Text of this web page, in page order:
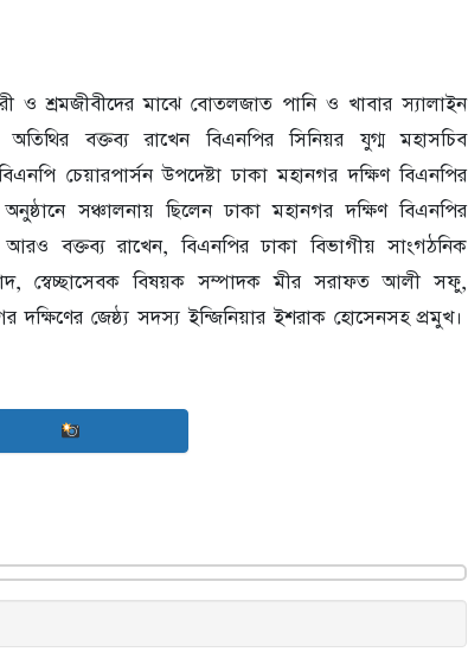
ও শ্রমজীবীদের মাঝে বোতলজাত পানি ও খাবার স্যালাইন
অতিথির বক্তব্য রাখেন বিএনপির সিনিয়র যুগ্ম মহাসচিব
চেয়ারপার্সন উপদেষ্টা ঢাকা মহানগর দক্ষিণ বিএনপির
সঞ্চালনায় ছিলেন ঢাকা মহানগর দক্ষিণ বিএনপির
বক্তব্য রাখেন, বিএনপির ঢাকা বিভাগীয় সাংগঠনিক
স্বেচ্ছাসেবক বিষয়ক সম্পাদক মীর সরাফত আলী সফু,
জেষ্ঠ্য সদস্য ইন্জিনিয়ার ইশরাক হোসেনসহ প্রমুখ।